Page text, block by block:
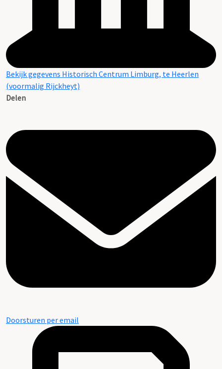
Bekijk gegevens Historisch Centrum Limburg, te Heerlen
(voormalig Rijckheyt)
Delen
Doorsturen per email